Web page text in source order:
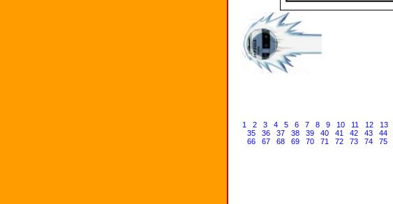
1 2 3 4 5 6 7 8 9 10 11 12 13
35
36 37 38 39 40 41 42 43 44
66
67 68 69 70 71 72 73 74 75